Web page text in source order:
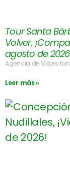
Tour Santa
Volver,
agosto de
Agencia de Viajes
Leer más »